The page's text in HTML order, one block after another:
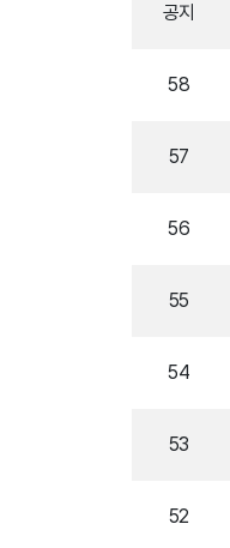
공지
58
57
56
55
54
53
52